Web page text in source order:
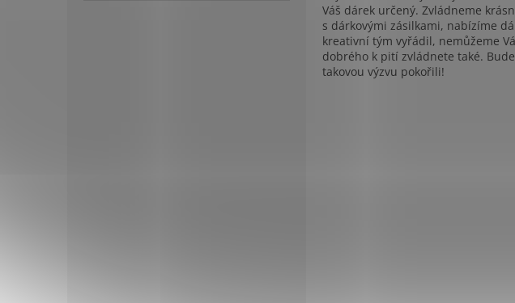
Váš dárek určený. Zvládneme
s dárkovými zásilkami, nabízíme
kreativní tým vyřádil, nemůžeme
dobrého k pití zvládnete také.
takovou výzvu pokořili!